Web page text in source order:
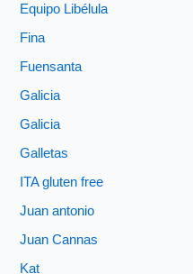
Equipo Libélula
Fina
Fuensanta
Galicia
Galicia
Galletas
ITA gluten free
Juan antonio
Juan Cannas
Kat